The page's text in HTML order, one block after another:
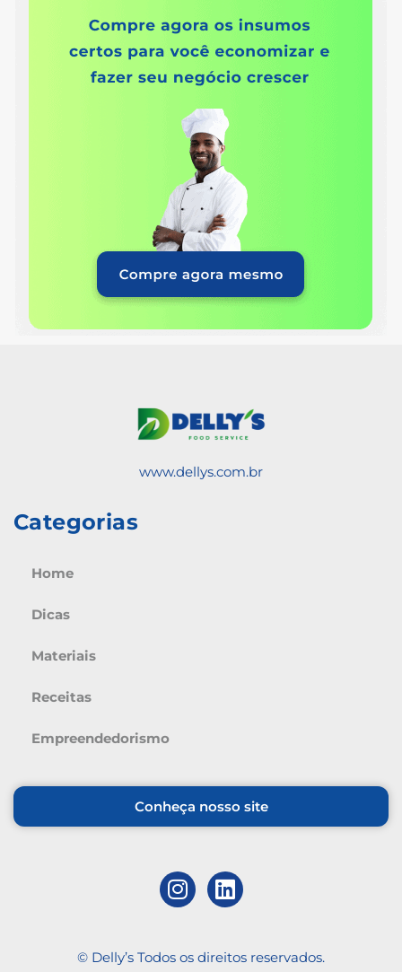
www.dellys.com.br
Categorias
Home
Dicas
Materiais
Receitas
Empreendedorismo
Conheça nosso site
© Delly’s Todos os direitos reservados.